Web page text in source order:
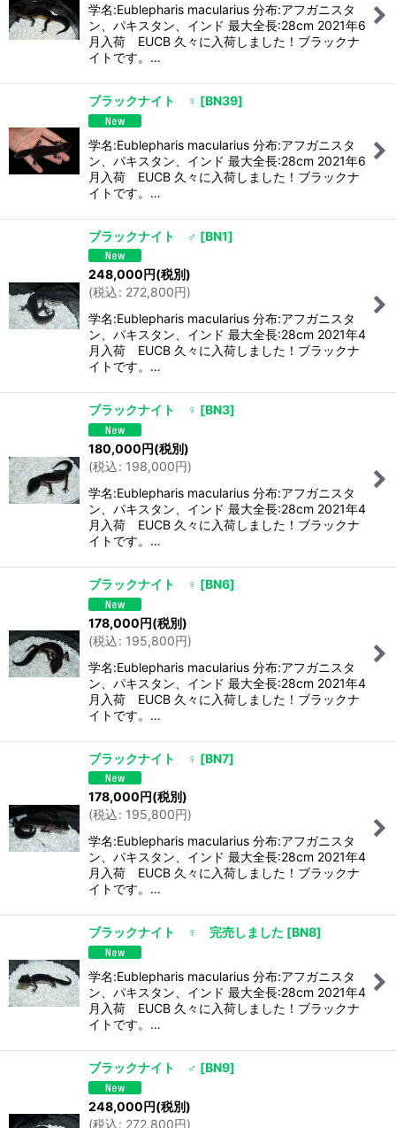
学名:Eublepharis macularius 分布:アフガニスタ
ン、パキスタン、インド 最大全長:28cm 2021年6
月入荷 EUCB 久々に入荷しました！ブラックナ
イトです。…
ブラックナイト ♀ [BN39]
学名:Eublepharis macularius 分布:アフガニスタ
ン、パキスタン、インド 最大全長:28cm 2021年6
月入荷 EUCB 久々に入荷しました！ブラックナ
イトです。…
ブラックナイト ♂ [BN1]
248,000円(税別)
(税込: 272,800円)
学名:Eublepharis macularius 分布:アフガニスタ
ン、パキスタン、インド 最大全長:28cm 2021年4
月入荷 EUCB 久々に入荷しました！ブラックナ
イトです。…
ブラックナイト ♀ [BN3]
180,000円(税別)
(税込: 198,000円)
学名:Eublepharis macularius 分布:アフガニスタ
ン、パキスタン、インド 最大全長:28cm 2021年4
月入荷 EUCB 久々に入荷しました！ブラックナ
イトです。…
ブラックナイト ♀ [BN6]
178,000円(税別)
(税込: 195,800円)
学名:Eublepharis macularius 分布:アフガニスタ
ン、パキスタン、インド 最大全長:28cm 2021年4
月入荷 EUCB 久々に入荷しました！ブラックナ
イトです。…
ブラックナイト ♀ [BN7]
178,000円(税別)
(税込: 195,800円)
学名:Eublepharis macularius 分布:アフガニスタ
ン、パキスタン、インド 最大全長:28cm 2021年4
月入荷 EUCB 久々に入荷しました！ブラックナ
イトです。…
ブラックナイト ♀ 完売しました [BN8]
学名:Eublepharis macularius 分布:アフガニスタ
ン、パキスタン、インド 最大全長:28cm 2021年4
月入荷 EUCB 久々に入荷しました！ブラックナ
イトです。…
ブラックナイト ♂ [BN9]
248,000円(税別)
(税込: 272,800円)